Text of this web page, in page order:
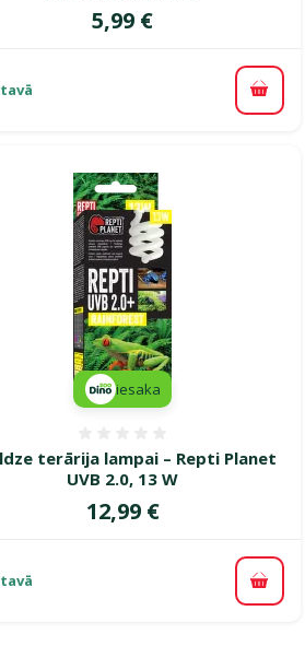
Cena
5,99 €
terārija lampai – Repti Planet
UVB 2.0, 13 W
Cena
12,99 €
iesaka